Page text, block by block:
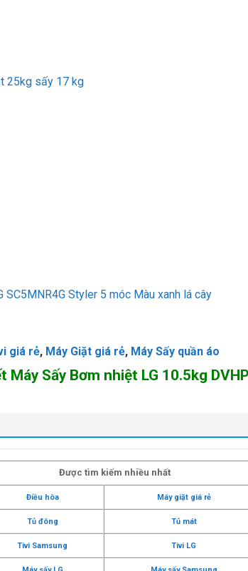
25kg sấy 17 kg
Styler 5 móc Màu xanh lá cây
giá rẻ, Máy Giặt giá rẻ, Máy Sấy quần áo
Máy Sấy Bơm nhiệt LG 10.5kg
Được tìm kiếm nhiều nhất
Điều hòa Máy giặt giá rẻ
Tủ đông Tủ mát
Tivi Samsung Tivi LG